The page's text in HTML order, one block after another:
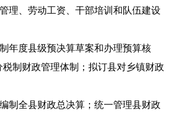
理、劳动工资、干部培训和队伍建设
年度县级预决算草案和办理预算核
制财政管理体制；拟订县对乡镇财政
制全县财政总决算；统一管理县财政